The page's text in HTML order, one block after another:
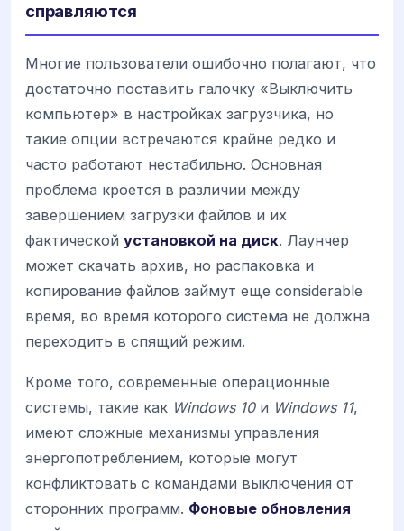
справляются
Многие пользователи ошибочно полагают, что
достаточно поставить галочку «Выключить
компьютер» в настройках загрузчика, но
такие опции встречаются крайне редко и
часто работают нестабильно. Основная
проблема кроется в различии между
завершением загрузки файлов и их
фактической установкой на диск. Лаунчер
может скачать архив, но распаковка и
копирование файлов займут еще considerable
время, во время которого система не должна
переходить в спящий режим.
Кроме того, современные операционные
системы, такие как Windows 10и Windows 11,
имеют сложные механизмы управления
энергопотреблением, которые могут
конфликтовать с командами выключения от
сторонних программ. Фоновые обновления